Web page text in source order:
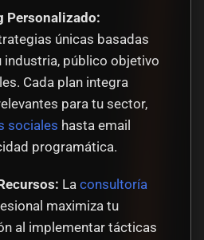
Personalizado:
únicas basadas
industria, público objetivo
Cada plan integra
para tu sector,
sociales hasta email
programática.
La consultoría
maximiza tu
al implementar tácticas